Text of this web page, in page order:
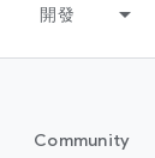
開發
Community